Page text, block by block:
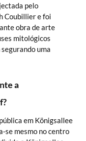
pelo
Coubillier e foi
obra de arte
mitológicos
uma
a
em Königsallee
se mesmo no centro